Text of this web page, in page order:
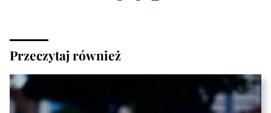
Przeczytaj również